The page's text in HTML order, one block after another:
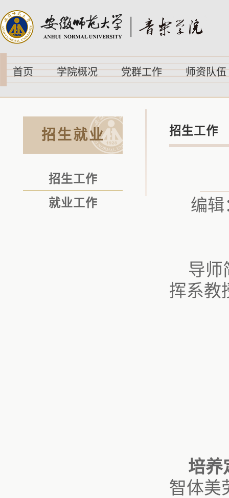
首页 学院概况 党群工作 师资队伍
招生就业
招生工作
就业工作
招生工作
编辑
导师
挥系教
培养
智体美